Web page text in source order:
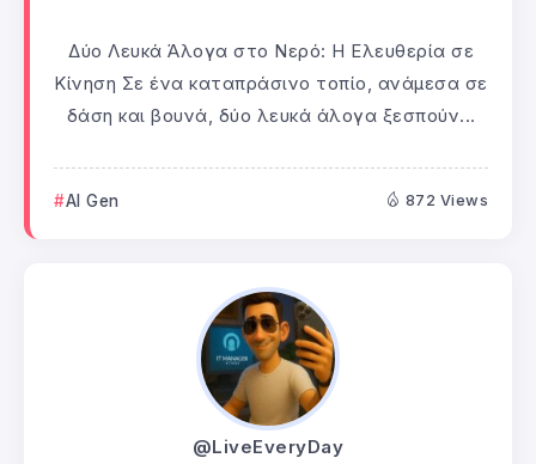
Δύο Λευκά Άλογα στο Νερό: Η Ελευθερία σε
Κίνηση Σε ένα καταπράσινο τοπίο, ανάμεσα σε
δάση και βουνά, δύο λευκά άλογα ξεσπούν...
AI Gen 872 Views
@LiveEveryDay